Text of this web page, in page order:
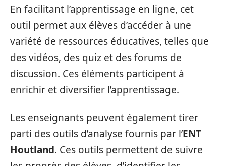
En facilitant l’apprentissage en ligne, cet
outil permet aux élèves d’accéder à une
variété de ressources éducatives, telles que
des vidéos, des quiz et des forums de
discussion. Ces éléments participent à
enrichir et diversifier l’apprentissage.
Les enseignants peuvent également tirer
parti des outils d’analyse fournis par l’ENT
Houtland. Ces outils permettent de suivre